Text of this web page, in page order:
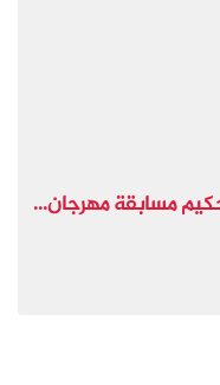
مسابقة مهرجان...